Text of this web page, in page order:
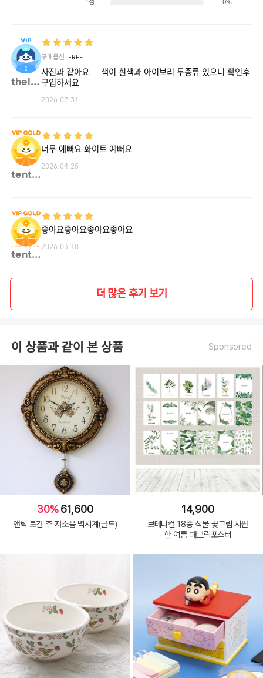
1점 0%
thele**
구매옵션 FREE
사진과 같아요 ... 색이 흰색과 아이보리 두종류 있으니 확인후
구입하세요
2026.07.31
tente**
너무 예뻐요 화이트 예뻐요
2026.04.25
tente**
좋아요좋아요좋아요좋아요
2026.03.18
더 많은 후기 보기
이 상품과 같이 본 상품 Sponsored
30%61,600
앤틱 로건 추 저소음 벽시계(골드)
14,900
보테니컬 18종 식물 꽃그림 시원
한 여름 패브릭포스터